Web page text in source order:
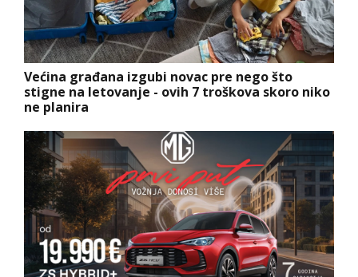
Većina građana izgubi novac pre nego što
stigne na letovanje - ovih 7 troškova skoro niko
ne planira